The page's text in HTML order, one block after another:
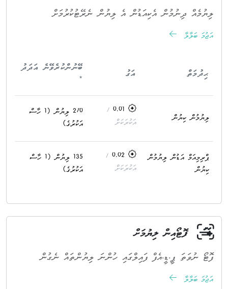
ލިޔުމެއް ދިނުމުން އެކިއަޑުން އެ ލިޔުން ނެރޭޓުކުރުމަށް
އަޖުމަ ބަލާލާ
ޙިދުމަތް އަގު
ބޭނުންކުރެވޭނެ އަދަދު
*
ލިޔުމުން ކިޔުން
/
އަކުރަކަށް
270 ލިޔުން (1 ހާސް
އަކުރުގެ)
ޕްރިމިއަމް އަޑުން ލިޔުމުން
ކިޔުން
/
އަކުރަކަށް
135 ލިޔުން (1 ހާސް
އަކުރުގެ)
ފޮޓޯއިން ލިޔުމަށް
ފޮޓޯ ނުވަތަ ޕީ.ޑީ.އެފް ފައިލްގައި ހުންނަ ލިޔުންތައް ނެގުން
އަޖުމަ ބަލާލާ